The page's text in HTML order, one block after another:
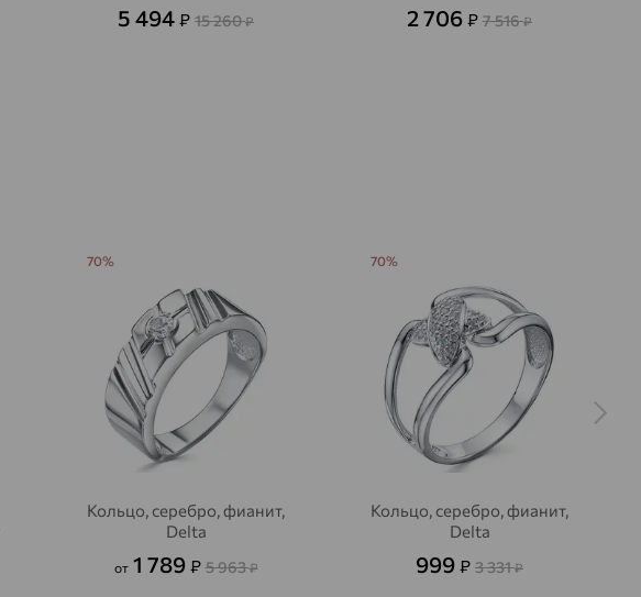
5 494 ₽ 15 260₽ 2 706 ₽ 7 516₽
Кольцо, серебро, фианит,
Delta
от 1 789 ₽ 5 963₽
70%
Кольцо, серебро, фианит,
Delta
999 ₽ 3 331₽
70%
доставка